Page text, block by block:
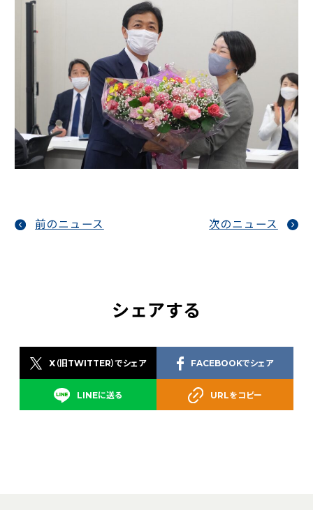
前のニュース 次のニュース
シェアする
X（旧TWITTER）でシェア
LINEに送る
FACEBOOKでシェア
URLをコピー